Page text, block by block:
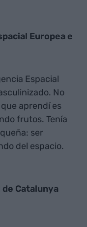
Europea e
Espacial
No
aprendí es
frutos. Tenía
ser
del espacio.
Catalunya